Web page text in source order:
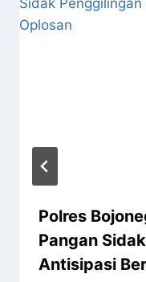
Polres
Pangan
Antisipasi